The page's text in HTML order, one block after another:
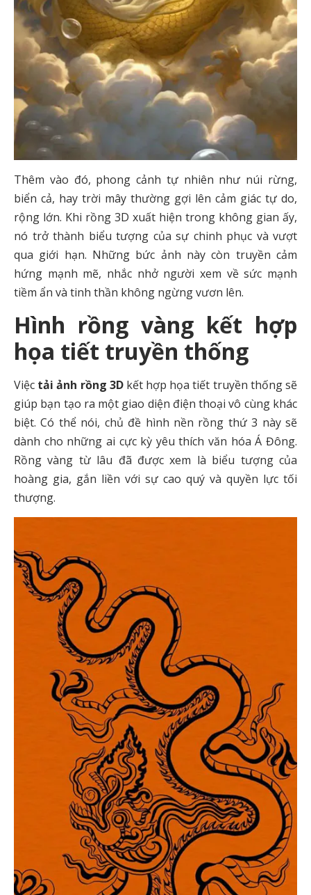
Thêm vào đó, phong cảnh tự nhiên như núi rừng,
biển cả, hay trời mây thường gợi lên cảm giác tự do,
rộng lớn. Khi rồng 3D xuất hiện trong không gian ấy,
nó trở thành biểu tượng của sự chinh phục và vượt
qua giới hạn. Những bức ảnh này còn truyền cảm
hứng mạnh mẽ, nhắc nhở người xem về sức mạnh
tiềm ẩn và tinh thần không ngừng vươn lên.
Hình rồng vàng kết hợp
họa tiết truyền thống
Việc tải ảnh rồng 3Dkết hợp họa tiết truyền thống sẽ
giúp bạn tạo ra một giao diện điện thoại vô cùng khác
biệt. Có thể nói, chủ đề hình nền rồng thứ 3 này sẽ
dành cho những ai cực kỳ yêu thích văn hóa Á Đông.
Rồng vàng từ lâu đã được xem là biểu tượng của
hoàng gia, gắn liền với sự cao quý và quyền lực tối
thượng.